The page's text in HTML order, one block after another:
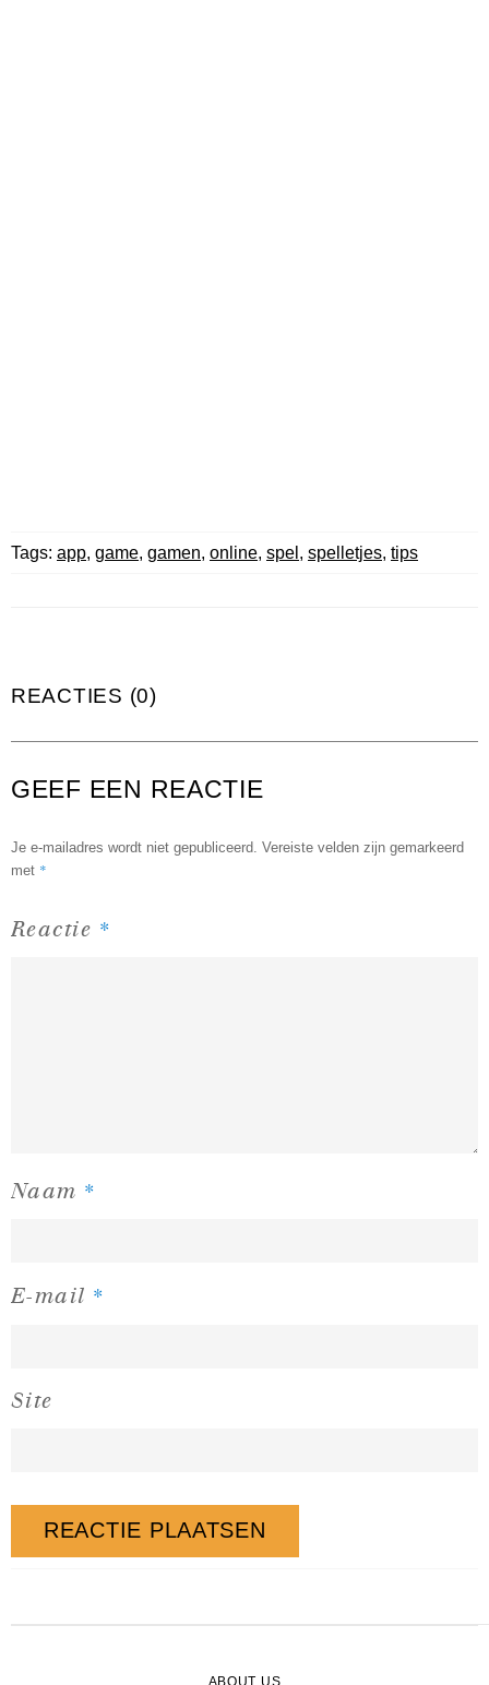
Tags: app, game, gamen, online, spel , spelletjes, tips
REACTIES (0)
GEEF EEN REACTIE
Je e-mailadres wordt niet gepubliceerd. Vereiste velden zijn gemarkeerd
met *
Reactie *
Naam *
E-mail *
Site
ABOUT US